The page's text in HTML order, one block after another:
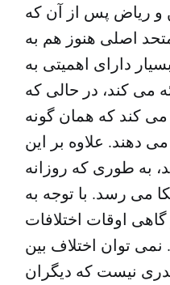
و ریاض پس از آن که
اصلی هنوز هم به
دارای اهمیتی به
می کند، در حالی که
می کند که همان گونه
دهند. علاوه بر این
به طوری که روزانه
می رسد. با توجه به
اوقات اختلافات
توان اختلاف بین
نیست که دیگران